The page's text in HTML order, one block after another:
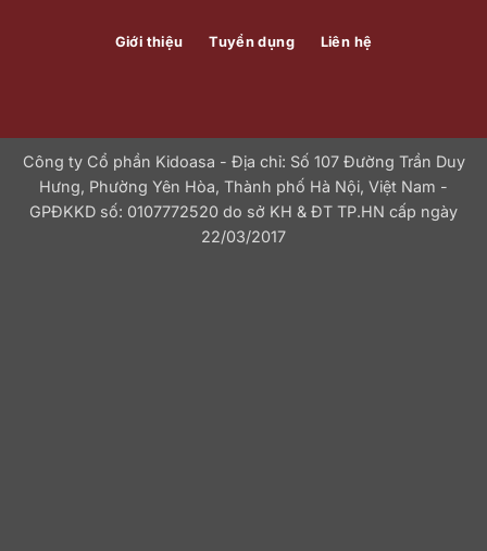
Giới thiệu Tuyển dụng Liên hệ
Công ty Cổ phần Kidoasa - Địa chỉ: Số 107 Đường Trần Duy
Hưng, Phường Yên Hòa, Thành phố Hà Nội, Việt Nam -
GPĐKKD số: 0107772520 do sở KH & ĐT TP.HN cấp ngày
22/03/2017